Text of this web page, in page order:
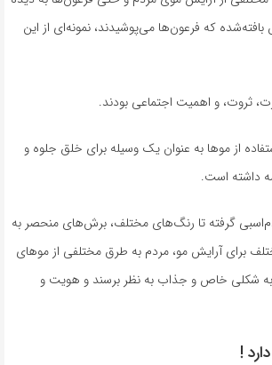
که فرعون‌ها می‌پوشیدند، نمونه‌ای از این
ثروت، و اهمیت اجتماعی بودند.
از موها به عنوان یک وسیله برای خلق جلوه و
داشته است.
گرفته تا رنگ‌های مختلف، برش‌های منحصر به
برای آرایش مو، مردم به طرق مختلفی از موهای
به شکلی خاص و جذاب به نظر برسند و هویت و